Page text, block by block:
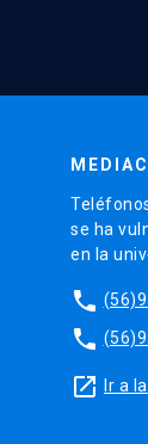
se ha
en la
phone
phone
launch Ir a